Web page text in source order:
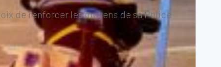
de renforcer les moyens de sa Police